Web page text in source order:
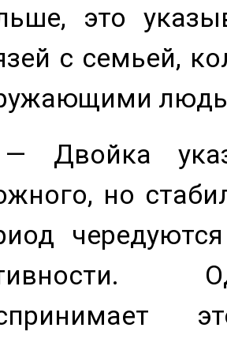
это
с семьей,
Двойка
но